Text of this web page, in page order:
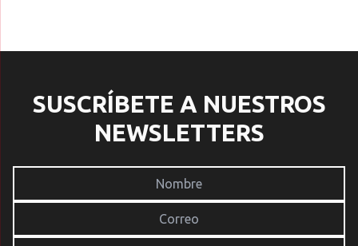
SUSCRÍBETE A NUESTROS
NEWSLETTERS